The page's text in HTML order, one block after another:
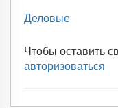
Деловые
Чтобы оставить
авторизоваться